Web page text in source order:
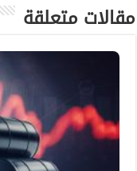
مقالات متعلقة